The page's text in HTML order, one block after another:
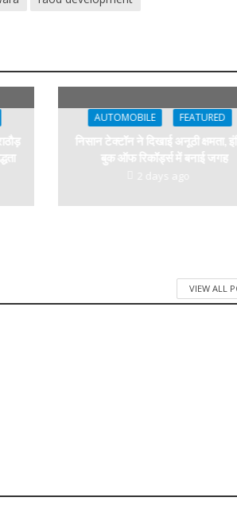
AUTOMOBILE FEATURED
निसान टेक्टॉन ने दिखाई अनूठी क्षमता,
बुक ऑफ रिकॉर्ड्स में बनाई जगह
2 days ago
VIEW ALL